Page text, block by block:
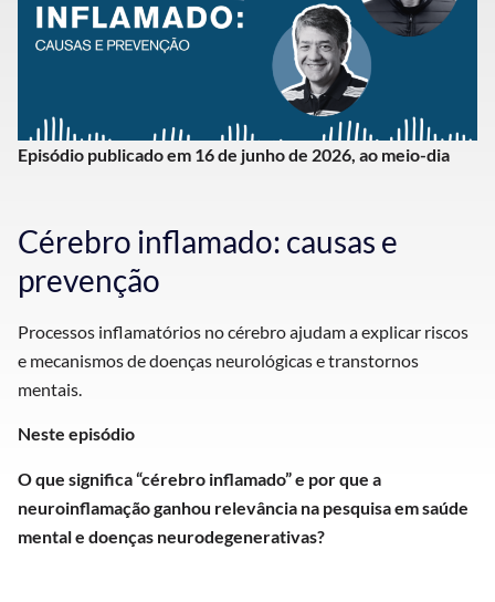
Episódio publicado em 16 de junho de 2026, ao meio-dia
Cérebro inflamado: causas e
prevenção
Processos inflamatórios no cérebro ajudam a explicar riscos
e mecanismos de doenças neurológicas e transtornos
mentais.
Neste episódio
O que significa “cérebro inflamado” e por que a
neuroinflamação ganhou relevância na pesquisa em saúde
mental e doenças neurodegenerativas?